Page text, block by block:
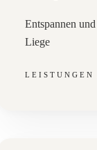
Entspannen
Liege
LEISTUNGEN